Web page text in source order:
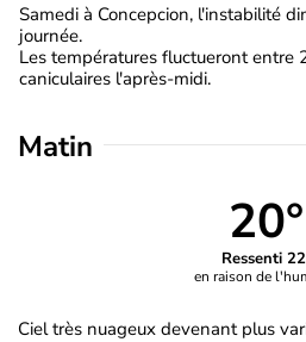
Samedi à Concepcion, l'instabilité
journée.
Les températures fluctueront entre
caniculaires l'après-midi.
Matin
20°
Ressenti
en raison de
Ciel très nuageux devenant plus